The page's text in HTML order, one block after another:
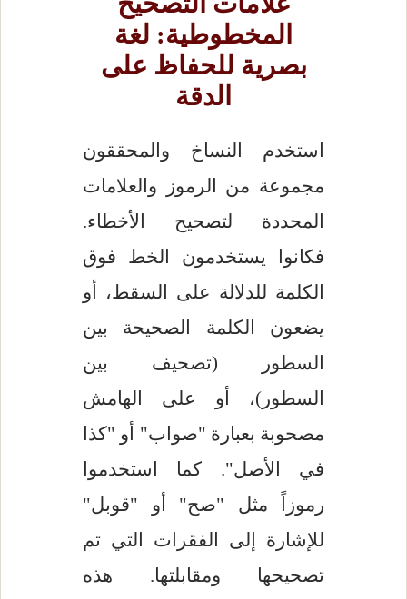
المخطوطية: لغة
بصرية للحفاظ على
الدقة
استخدم النساخ والمحققون
مجموعة من الرموز والعلامات
المحددة لتصحيح الأخطاء.
فكانوا يستخدمون الخط فوق
الكلمة للدلالة على السقط، أو
يضعون الكلمة الصحيحة بين
السطور (تصحيف بين
السطور)، أو على الهامش
مصحوبة بعبارة "صواب" أو "كذا
في الأصل". كما استخدموا
رموزاً مثل "صح" أو "قوبل"
للإشارة إلى الفقرات التي تم
تصحيحها ومقابلتها. هذه